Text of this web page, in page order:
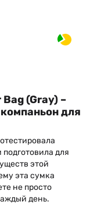
(Gray) –
для
для
этой
эта сумка
не просто
день.